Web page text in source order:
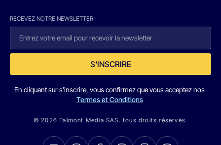
RECEVEZ NOTRE NEWSLETTER
S'INSCRIRE
En cliquant sur s'inscrire, vous confirmez que vous acceptez nos
Termes et Conditions
© 2026 Talmont Media SAS. tous droits réservés.